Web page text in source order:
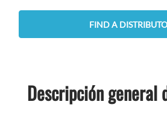
FIND A
Descripción general